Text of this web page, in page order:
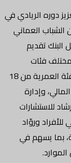
دوره الريادي في
الشباب العماني
البنك تقديم
فئات
المجتمع، من بينها منصة “ماليات” المخصصة للفئة العمرية من 18
وإدارة
للاستشارات
وروّاد
بما يسهم في